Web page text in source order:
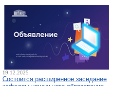
19.12.2025
Состоится расширенное заседание